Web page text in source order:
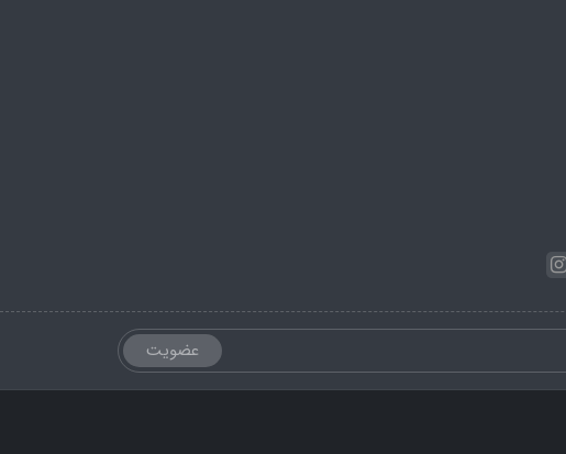
عضویت